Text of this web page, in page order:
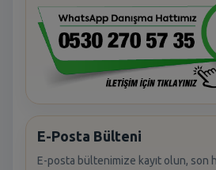
E-Posta Bülteni
E-posta bültenimize kayıt olun, son